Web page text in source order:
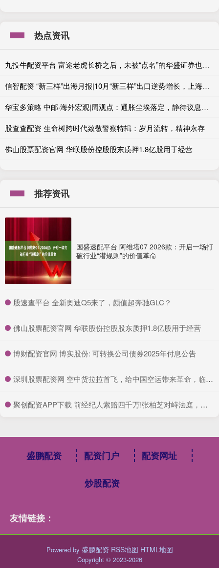
热点资讯
九投牛配资平台 富途老虎长桥之后，未被“点名”的华盛证券也将清理内地业务
信智配资 “新三样”出海月报|10月“新三样”出口逆势增长，上海贡献最大
华宝多策略 中邮·海外宏观|周观点：通胀尘埃落定，静待议息会议
股查查配资 生命树跨时代致敬警察特辑：岁月流转，精神永存
佛山股票配资官网 华联股份控股股东质押1.8亿股用于经营
推荐资讯
国盛速配平台 阿维塔07 2026款：开启一场打
破行业“潜规则”的价值革命
​股速查平台 全新奥迪Q5来了，颜值超奔驰GLC？
​佛山股票配资官网 华联股份控股股东质押1.8亿股用于经营
​博财配资官网 博实股份: 可转换公司债券2025年付息公告
​深圳股票配资网 空中货拉拉首飞，给中国空运带来革命，临空轰炸更有新选择
​聚创配资APP下载 前经纪人索赔四千万!张柏芝对峙法庭，现实版农夫与蛇谁在说谎?
盛鹏配资 配资门户 配资网址
炒股配资
友情链接：
Powered by 盛鹏配资 RSS地图 HTML地图
Copyright © 2023-2026